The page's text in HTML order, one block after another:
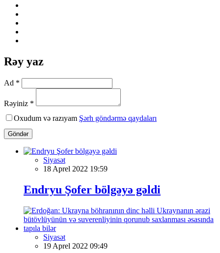
Rəy yaz
Ad *
Rəyiniz *
Oxudum və razıyam Şərh göndərmə qaydaları
Göndər
Siyasət
18 Aprel 2022 19:59
Endryu Şofer bölgəyə gəldi
Siyasət
19 Aprel 2022 09:49